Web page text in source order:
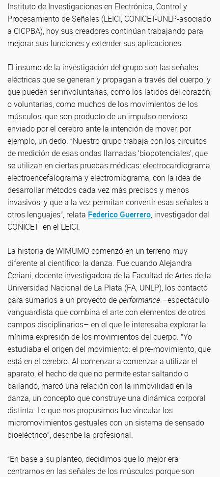
Instituto de Investigaciones en Electrónica, Control y
Procesamiento de Señales (LEICI, CONICET-UNLP-asociado
a CICPBA), hoy sus creadores continúan trabajando para
mejorar sus funciones y extender sus aplicaciones.
El insumo de la investigación del grupo son las señales
eléctricas que se generan y propagan a través del cuerpo, y
que pueden ser involuntarias, como los latidos del corazón,
o voluntarias, como muchos de los movimientos de los
músculos, que son producto de un impulso nervioso
enviado por el cerebro ante la intención de mover, por
ejemplo, un dedo. “Nuestro grupo trabaja con los circuitos
de medición de esas ondas llamadas ‘biopotenciales’, que
se utilizan en ciertas pruebas médicas: electrocardiograma,
electroencefalograma y electromiograma, con la idea de
desarrollar métodos cada vez más precisos y menos
invasivos, y que a la vez permitan convertir esas señales a
otros lenguajes”, relata Federico Guerrero, investigador del
CONICET en el LEICI.
La historia de WIMUMO comenzó en un terreno muy
diferente al científico: la danza. Fue cuando Alejandra
Ceriani, docente investigadora de la Facultad de Artes de la
Universidad Nacional de La Plata (FA, UNLP), los contactó
para sumarlos a un proyecto deperformance –espectáculo
vanguardista que combina el arte con elementos de otros
campos disciplinarios– en el que le interesaba explorar la
mínima expresión de los movimientos del cuerpo. “Yo
estudiaba el origen del movimiento: el pre-movimiento, que
está en el cerebro. Al comenzar a comenzar a utilizar el
aparato, el hecho de que no permite estar saltando o
bailando, marcó una relación con la inmovilidad en la
danza, un concepto que construye una dinámica corporal
distinta. Lo que nos propusimos fue vincular los
micromovimientos gestuales con un sistema de sensado
bioeléctrico”, describe la profesional.
“En base a su planteo, decidimos que lo mejor era
centrarnos en las señales de los músculos porque son